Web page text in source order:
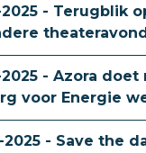
2025 - Terugblik
2025 - Azora doet
voor Energie
2025 - Save the